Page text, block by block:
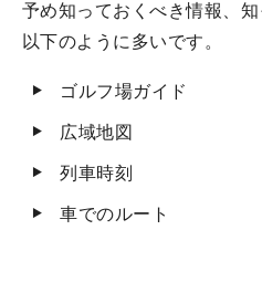
予め知っておくべき情報、知
以下のように多いです。
ゴルフ場ガイド
広域地図
列車時刻
車でのルート